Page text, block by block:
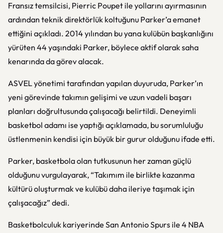
Fransız temsilcisi, Pierric Poupet ile yollarını ayırmasının
ardından teknik direktörlük koltuğunu Parker’a emanet
ettiğini açıkladı. 2014 yılından bu yana kulübün başkanlığını
yürüten 44 yaşındaki Parker, böylece aktif olarak saha
kenarında da görev alacak.
ASVEL yönetimi tarafından yapılan duyuruda, Parker’ın
yeni görevinde takımın gelişimi ve uzun vadeli başarı
planları doğrultusunda çalışacağı belirtildi. Deneyimli
basketbol adamı ise yaptığı açıklamada, bu sorumluluğu
üstlenmenin kendisi için büyük bir gurur olduğunu ifade etti.
Parker, basketbola olan tutkusunun her zaman güçlü
olduğunu vurgulayarak, “Takımım ile birlikte kazanma
kültürü oluşturmak ve kulübü daha ileriye taşımak için
çalışacağız” dedi.
Basketbolculuk kariyerinde San Antonio Spurs ile 4 NBA